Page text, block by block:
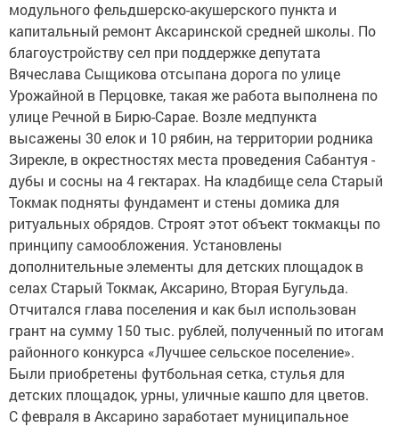
модульного фельдшерско-акушерского пункта и
капитальный ремонт Аксаринской средней школы. По
благоустройству сел при поддержке депутата
Вячеслава Сыщикова отсыпана дорога по улице
Урожайной в Перцовке, такая же работа выполнена по
улице Речной в Бирю-Сарае. Возле медпункта
высажены 30 елок и 10 рябин, на территории родника
Зирекле, в окрестностях места проведения Сабантуя -
дубы и сосны на 4 гектарах. На кладбище села Старый
Токмак подняты фундамент и стены домика для
ритуальных обрядов. Строят этот объект токмакцы по
принципу самообложения. Установлены
дополнительные элементы для детских площадок в
селах Старый Токмак, Аксарино, Вторая Бугульда.
Отчитался глава поселения и как был использован
грант на сумму 150 тыс. рублей, полученный по итогам
районного конкурса «Лучшее сельское поселение».
Были приобретены футбольная сетка, стулья для
детских площадок, урны, уличные кашпо для цветов.
С февраля в Аксарино заработает муниципальное